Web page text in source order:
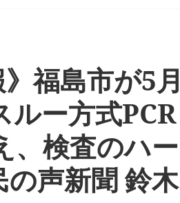
福島市が5月
ルー方式PCR
、検査のハー
声新聞 鈴木